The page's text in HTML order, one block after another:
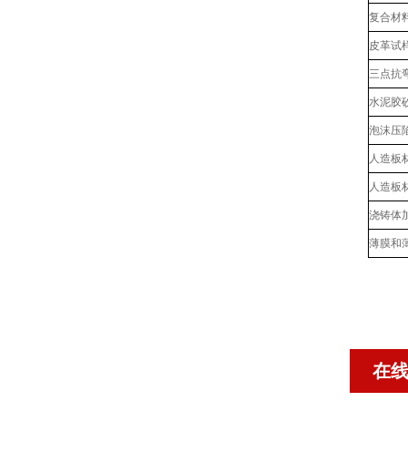
复合材
皮革试
三点抗
水泥胶
泡沫压
人造板
人造板
浇铸体
薄膜和
在